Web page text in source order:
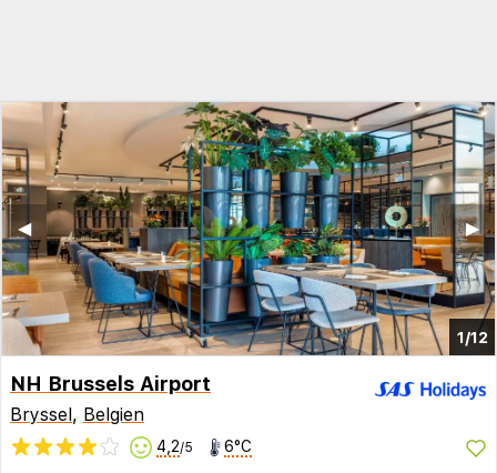
1/12
▶︎
◀︎
NH Brussels Airport
Bryssel, Belgien
4,2/5 6°C